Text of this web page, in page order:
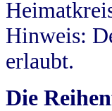
Hinweis:
erlaubt.
Die